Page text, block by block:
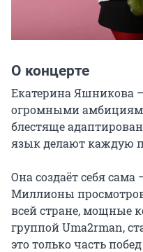
О концерте
Екатерина Яшникова
огромными
блестяще
язык делают каждую
Она создаёт себя сама
Миллионы
всей стране, мощные
группой Uma2rman,
это только часть